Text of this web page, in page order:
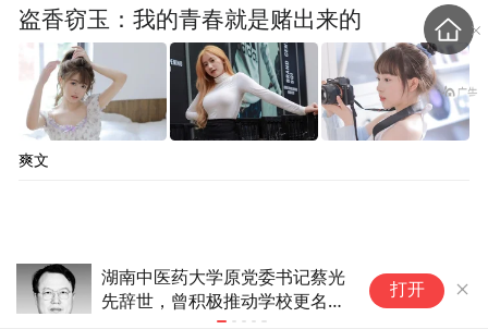
全省科技大会丨荣耀时刻催人奋进 科技征
途再立新功
打开
盗香窃玉：我的青春就是赌出来的
爽文